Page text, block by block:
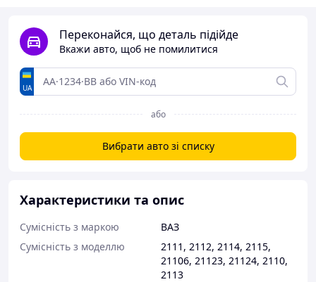
Переконайся, що деталь підійде
Вкажи авто, щоб не помилитися
UA
або
Вибрати авто зі списку
Характеристики та опис
Сумісність з маркою
ВАЗ
Сумісність з моделлю
2111 , 2112, 2114, 2115,
21106, 21123, 21124, 2110,
2113